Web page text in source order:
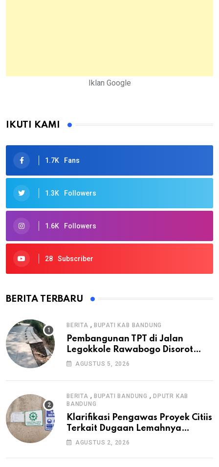
Iklan Google
IKUTI KAMI
1.7K Fans
1.3K Followers
1.6K Followers
28 Subscriber
BERITA TERBARU
BERITA , BUPATI KAB BANDUNG
Pembangunan TPT di Jalan
Legokkole Rawabogo Disorot
Warga, Selesai Tanpa Papan
AGUSTUS 5, 2026
BERITA , BUPATI BANDUNG ,DPUTR KAB
BANDUNG
Klarifikasi Pengawas Proyek Citiis
Terkait Dugaan Lemahnya
Pengawasan K3
AGUSTUS 2, 2026